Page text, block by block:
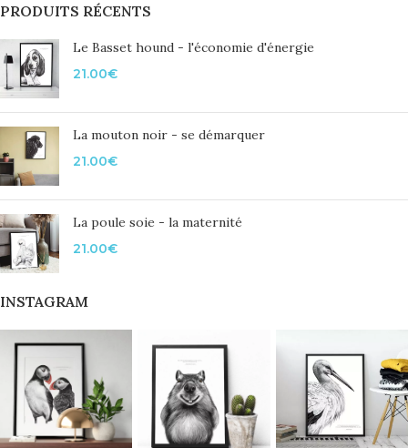
PRODUITS RÉCENTS
Le Basset hound - l'économie d'énergie
21.00€
La mouton noir - se démarquer
21.00€
La poule soie - la maternité
21.00€
INSTAGRAM